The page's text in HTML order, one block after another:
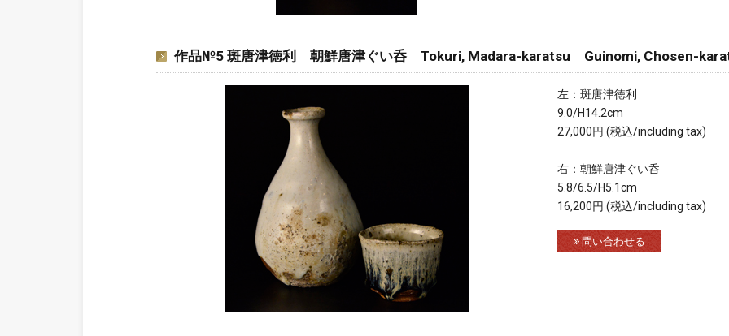
作品№5 斑唐津徳利 朝鮮唐津ぐい呑 Tokuri, Madara-karatsu Guinomi, Chosen-
左：斑唐津徳利
9.0/H14.2cm
27,000円 (税込/including tax)
右：朝鮮唐津ぐい呑
5.8/6.5/H5.1cm
16,200円 (税込/including tax)
問い合わせる